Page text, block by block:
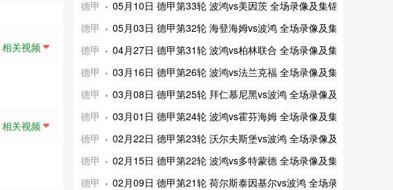
相关视频
相关视频
德甲
05月10日 德甲第33轮 波鸿vs美因茨 全场录像及集锦
德甲
05月03日 德甲第32轮 海登海姆vs波鸿 全场录像及集锦
德甲
04月27日 德甲第31轮 波鸿vs柏林联合 全场录像及集锦
德甲
03月16日 德甲第26轮 波鸿vs法兰克福 全场录像及集锦
德甲
03月08日 德甲第25轮 拜仁慕尼黑vs波鸿 全场录像及集锦
德甲
03月01日 德甲第24轮 波鸿vs霍芬海姆 全场录像及集锦
德甲
02月22日 德甲第23轮 沃尔夫斯堡vs波鸿 全场录像及集锦
德甲
02月15日 德甲第22轮 波鸿vs多特蒙德 全场录像及集锦
德甲
02月09日 德甲第21轮 荷尔斯泰因基尔vs波鸿 全场录像及集锦